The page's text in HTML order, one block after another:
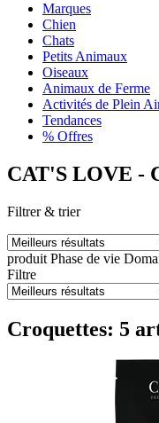
Marques
Chien
Chats
Petits Animaux
Oiseaux
Animaux de Ferme
Activités de Plein
Tendances
% Offres
CAT'S LOVE -
Filtrer & trier
produit Phase de vie
Filtre
Croquettes: 5